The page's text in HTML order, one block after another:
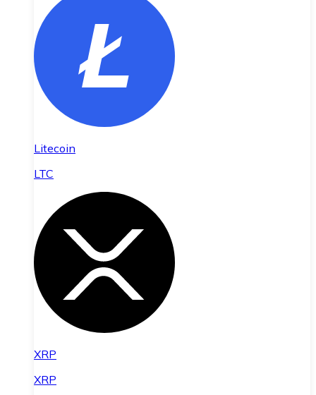
Litecoin
LTC
XRP
XRP